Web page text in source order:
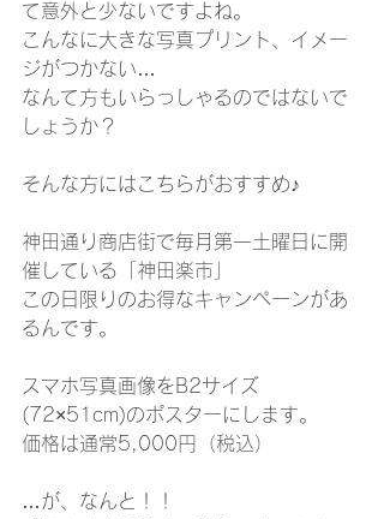
て意外と少ないですよね。
こんなに大きな写真プリント、イメー
ジがつかない…
なんて方もいらっしゃるのではないで
しょうか？
そんな方にはこちらがおすすめ♪
神田通り商店街で毎月第一土曜日に開
催している「神田楽市」
この日限りのお得なキャンペーンがあ
るんです。
スマホ写真画像をB2サイズ
(72×51cm)のポスターにします。
価格は通常5,000円（税込）
…が、なんと！！